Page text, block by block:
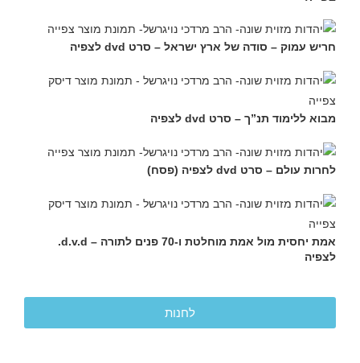
חריש עמוק – סודה של ארץ ישראל – סרט dvd לצפיה
מבוא ללימוד תנ”ך – סרט dvd לצפיה
לחרות עולם – סרט dvd לצפיה (פסח)
אמת יחסית מול אמת מוחלטת ו-70 פנים לתורה – d.v.d.
לצפיה
לחנות